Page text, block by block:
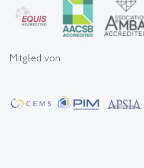
Mitglied von